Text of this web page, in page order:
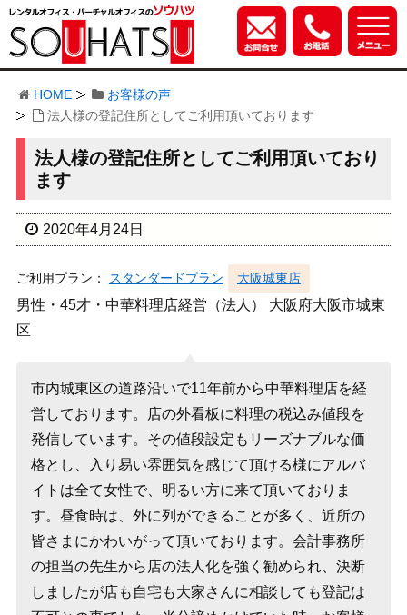
HOME
お客様の声
法人様の登記住所としてご利用頂いております
法人様の登記住所としてご利用頂いており
ます
2020年4月24日
ご利用プラン： スタンダードプラン 大阪城東店
男性・45才・中華料理店経営（法人） 大阪府大阪市城東
区
市内城東区の道路沿いで11年前から中華料理店を経
営しております。店の外看板に料理の税込み値段を
発信しています。その値段設定もリーズナブルな価
格とし、入り易い雰囲気を感じて頂ける様にアルバ
イトは全て女性で、明るい方に来て頂いておりま
す。昼食時は、外に列ができることが多く、近所の
皆さまにかわいがって頂いております。会計事務所
の担当の先生から店の法人化を強く勧められ、決断
しましたが店も自宅も大家さんに相談しても登記は